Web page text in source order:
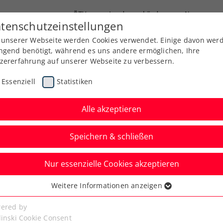
ÖTV Landesverbände News
Ausbildung Services Über uns
Webseite werden Cookies verwendet. Einige davon
benötigt, während es uns andere ermöglichen, Ihre
auf unserer Webseite zu verbessern.
Essenziell Statistiken
Alle akzeptieren
Speichern & schließen
Nur essenzielle Cookies akzeptieren
Cookies werden für grundlegende Funktionen der
benötigt. Dadurch ist gewährleistet, dass die Webseite
Weitere Informationen anzeigen
by
Cookie Consent